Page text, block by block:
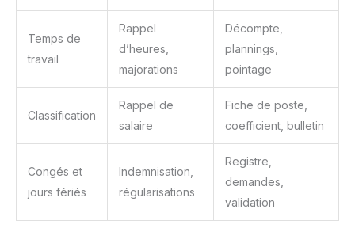
Temps de
travail
Rappel
d’heures,
majorations
Décompte,
plannings,
pointage
Classification
Rappel de
salaire
Fiche de poste,
coefficient, bulletin
Congés et
jours fériés
Indemnisation,
régularisations
Registre,
demandes,
validation